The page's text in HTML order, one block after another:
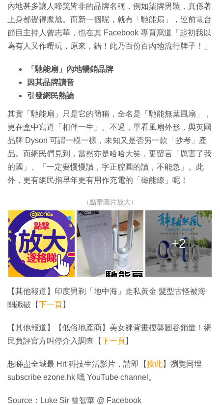
內地甚多讓人啼笑皆非的品牌名稱，例如柒牌男裝，真係著
上身都覺得尷尬。而新一個呢，就有「馳能扇」，連前電台
節目主持人曾志華，也在其 Facebook 專頁寫道「起初我以
為有人又作嘢玩，原來，錯！此乃百份百內地流行牌子！」
「馳能扇」內地暢銷品牌
因其品牌讀音
引發網民熱論
其實「馳能扇」只是它的簡稱，全名是「馳能無葉風扇」，
更在盒中寫道「相伴一生」。不過，單看風扇外形，與英國
品牌 Dyson 可謂一模一樣，未知又是否另一款「抄考」產
品。而網民們見到，當然亦是哈哈大笑，更留言「厲害了我
的國」、「一定要慢慢讀，字正腔圓的讀，不能急」。此
外，更有網民指早年更有用作充電的「磁能線」呢！
↓點擊圖片放大↓
+2
【其他報道】印度男剃「地中海」走私黃金 髮型古怪被海
關識破【下一頁】
【其他報道】【低俗地產商】美女裸背畫樓盤圖谷銷量！網
民負評官方叫停介入調查【下一頁】
想睇盡全城最 Hit 科技生活影片，請即【按此】瀏覽同埋
subscribe ezone.hk 嘅 YouTube channel。
Source：Luke Sir 曾智華 @ Facebook